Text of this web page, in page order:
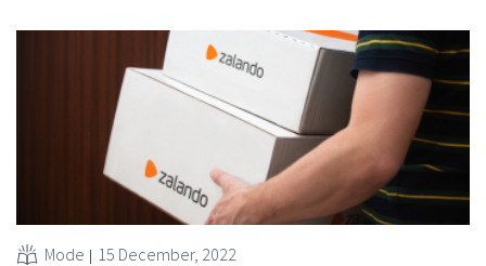
Mode 15 December, 2022